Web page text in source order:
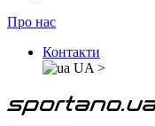
Про нас
Контакти
UA >